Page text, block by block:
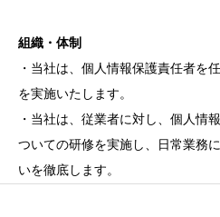
組織・体制
・当社は、個人情報保護責任者を
を実施いたします。
・当社は、従業者に対し、個人情
ついての研修を実施し、日常業務
いを徹底します。